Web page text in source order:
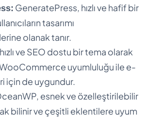
GeneratePress, hızlı ve hafif bir
tasarımı
olanak tanır.
ve SEO dostu bir tema olarak
WooCommerce uyumluluğu ile e-
için de uygundur.
esnek ve özelleştirilebilir
bilinir ve çeşitli eklentilere uyum